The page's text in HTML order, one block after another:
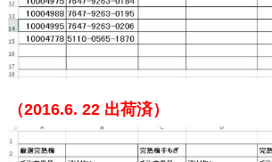
（2016.6. 22出荷済）